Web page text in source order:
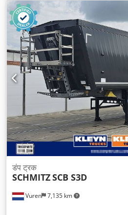
एबीएस,
Vuren 7,135 km
डंप ट्रक
SCHMITZSCB S3D